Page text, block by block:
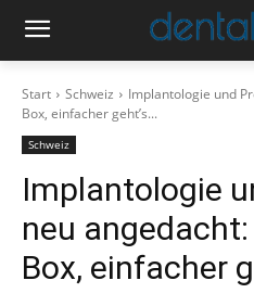
Start Schweiz
Implantologie und
Box, einfacher geht’s...
Schweiz
Implantologie
neu
Box, einfacher